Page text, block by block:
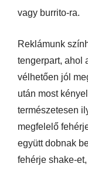
vagy burrito-ra.
Reklámunk
tengerpart, ahol
vélhetően jól
után most
természetesen
megfelelő
együtt dobnak
fehérje shake-